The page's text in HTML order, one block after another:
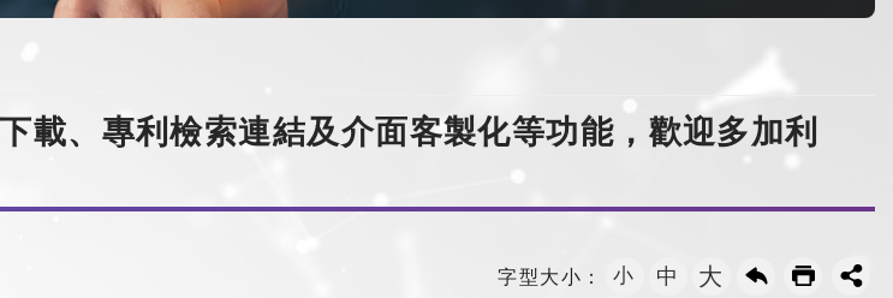
載、專利檢索連結及介面客製化等功能，歡迎多加利
字型大小： 小 中 大